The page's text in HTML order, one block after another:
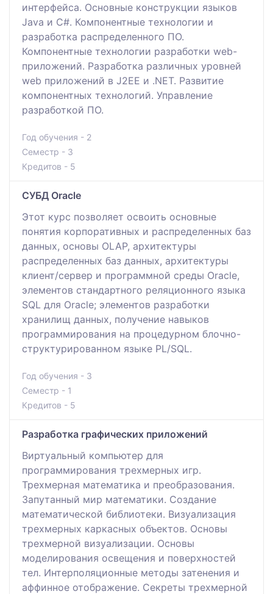
интерфейса. Основные конструкции языков
Java и С#. Компонентные технологии и
разработка распределенного ПО.
Компонентные технологии разработки web-
приложений. Разработка различных уровней
web приложений в J2EE и .NET. Развитие
компонентных технологий. Управление
разработкой ПО.
Год обучения - 2
Семестр - 3
Кредитов - 5
СУБД Oracle
Этот курс позволяет освоить основные
понятия корпоративных и распределенных баз
данных, основы OLAP, архитектуры
распределенных баз данных, архитектуры
клиент/сервер и программной среды Oracle,
элементов стандартного реляционного языка
SQL для Oracle; элементов разработки
хранилищ данных, получение навыков
программирования на процедурном блочно-
структурированном языке PL/SQL.
Год обучения - 3
Семестр - 1
Кредитов - 5
Разработка графических приложений
Виртуальный компьютер для
программирования трехмерных игр.
Трехмерная математика и преобразования.
Запутанный мир математики. Создание
математической библиотеки. Визуализация
трехмерных каркасных объектов. Основы
трехмерной визуализации. Основы
моделирования освещения и поверхностей
тел. Интерполяционные методы затенения и
аффинное отображение. Секреты трехмерной